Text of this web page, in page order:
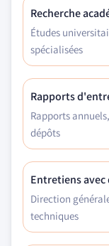
Recherche
Études
spécialisées
Rapports
Rapports
dépôts
Entretiens avec
Direction
techniques